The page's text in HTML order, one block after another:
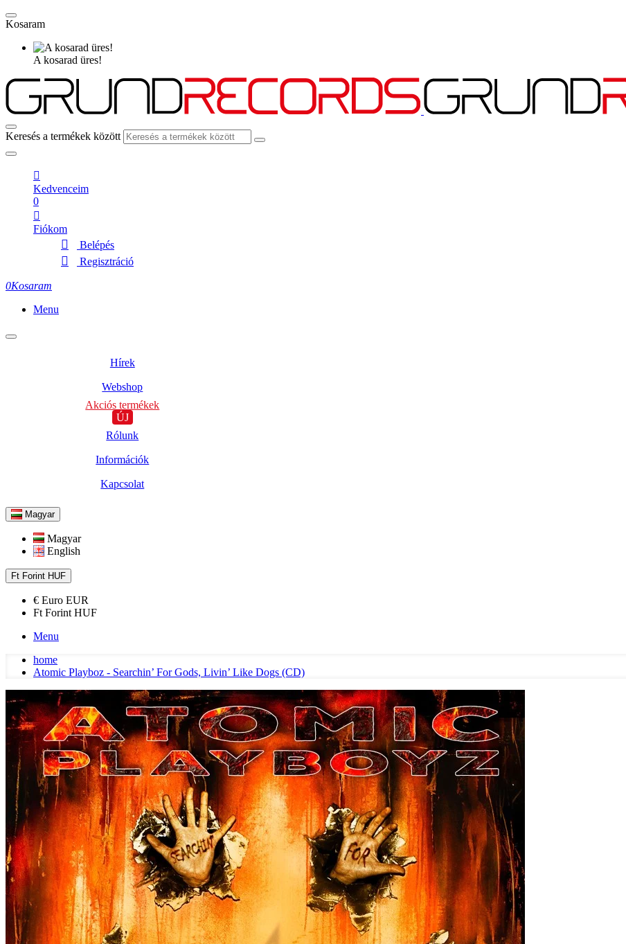
Kosaram
A kosarad üres!
Keresés a termékek között
Kedvenceim
0
Fiókom
Belépés
Regisztráció
0Kosaram
Menu
Hírek
Webshop
Akciós termékek
ÚJ
Rólunk
Információk
Kapcsolat
Magyar
Magyar
English
Ft Forint HUF
€ Euro EUR
Ft Forint HUF
Menu
home
Atomic Playboz - Searchin’ For Gods, Livin’ Like Dogs (CD)